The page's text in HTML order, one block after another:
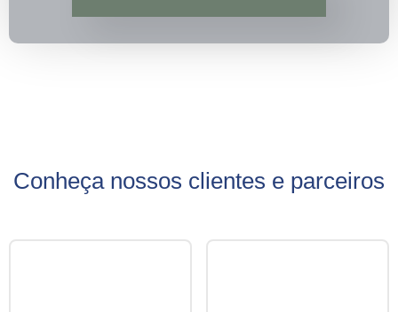
Conheça nossos clientes e parceiros